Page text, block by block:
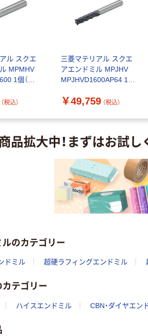
ル スクエ
MPMHV
1個（直
（税込）
三菱マテリアル スクエ
アエンドミル MPJHV
MPJHVD1600AP64 1個
￥49,759 （税込）
品拡大中！まずはお試し
のカテゴリー
ドミル 超硬ラフィングエンドミル
テゴリー
ハイスエンドミル CBN・ダイヤエン